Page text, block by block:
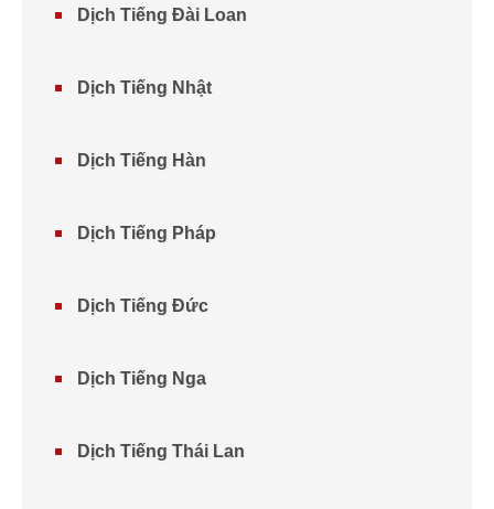
Dịch Tiếng Đài Loan
Dịch Tiếng Nhật
Dịch Tiếng Hàn
Dịch Tiếng Pháp
Dịch Tiếng Đức
Dịch Tiếng Nga
Dịch Tiếng Thái Lan